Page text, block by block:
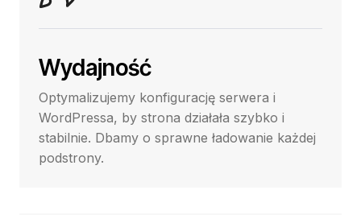
Wydajność
Optymalizujemy konfigurację serwera i
WordPressa, by strona działała szybko i
stabilnie. Dbamy o sprawne ładowanie każdej
podstrony.